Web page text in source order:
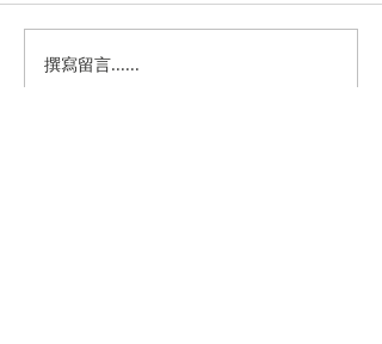
撰寫留言......